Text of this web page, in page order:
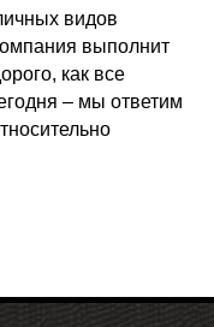
видов
выполнит
как все
– мы ответим